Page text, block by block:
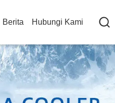
Berita Hubungi Kami